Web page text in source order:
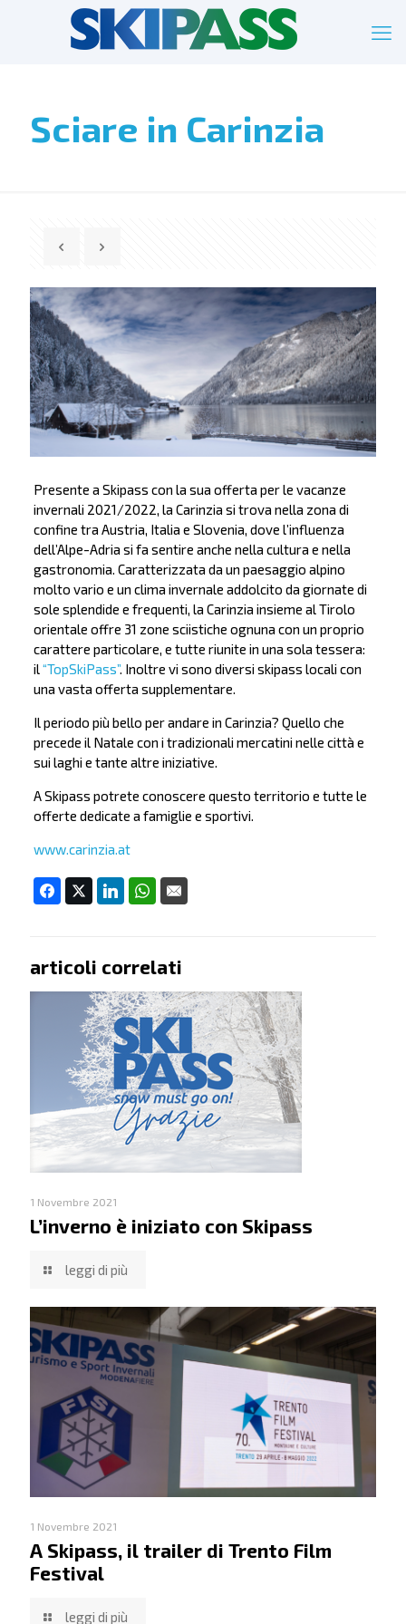
Sciare in Carinzia
Presente a Skipass con la sua offerta per le vacanze
invernali 2021/2022, la Carinzia si trova nella zona di
confine tra Austria, Italia e Slovenia, dove l’influenza
dell’Alpe-Adria si fa sentire anche nella cultura e nella
gastronomia. Caratterizzata da un paesaggio alpino
molto vario e un clima invernale addolcito da giornate di
sole splendide e frequenti, la Carinzia insieme al Tirolo
orientale offre 31 zone sciistiche ognuna con un proprio
carattere particolare, e tutte riunite in una sola tessera:
il “TopSkiPass”. Inoltre vi sono diversi skipass locali con
una vasta offerta supplementare.
Il periodo più bello per andare in Carinzia? Quello che
precede il Natale con i tradizionali mercatini nelle città e
sui laghi e tante altre iniziative.
A Skipass potrete conoscere questo territorio e tutte le
offerte dedicate a famiglie e sportivi.
www.carinzia.at
articoli correlati
1 Novembre 2021
L’inverno è iniziato con Skipass
leggi di più
1 Novembre 2021
A Skipass, il trailer di Trento Film
Festival
leggi di più